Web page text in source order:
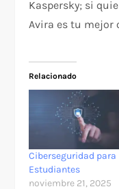
Kaspersky; si
Avira es tu mejor
Relacionado
Ciberseguridad para
Estudiantes
noviembre 21, 2025